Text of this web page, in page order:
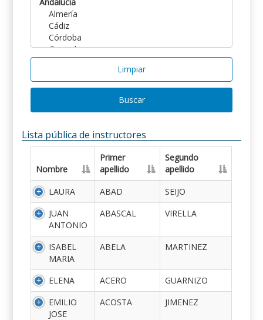
Limpiar
Buscar
Lista pública de instructores
Nombre
Primer
apellido
Segundo
apellido
LAURA
ABAD
SEIJO
JUAN
ANTONIO
ABASCAL VIRELLA
ISABEL
MARIA
ABELA MARTINEZ
ELENA ACERO
GUARNIZO
EMILIO
JOSE
ACOSTA JIMENEZ